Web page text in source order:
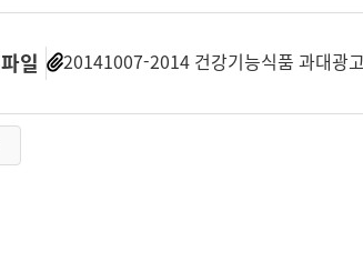
일 20141007-2014 건강기능식품 과대광